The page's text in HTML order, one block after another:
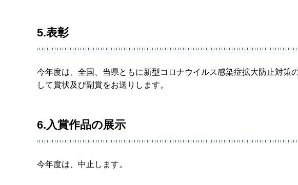
5.表彰
今年度は、全国、当県ともに新型コロナウイルス感染症拡大防止対策
して賞状及び副賞をお送りします。
6.入賞作品の展示
今年度は、中止します。